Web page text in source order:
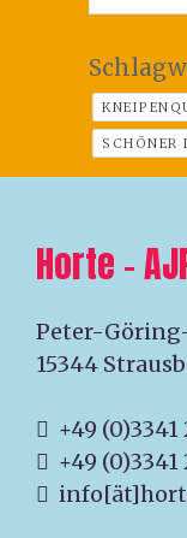
SCHÖNER
Horte –
Peter-
15344
+49 (0)3341
+49 (0)3341